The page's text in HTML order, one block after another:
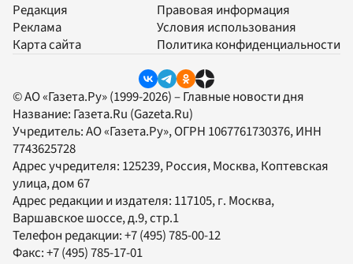
Редакция
Реклама
Карта сайта
Правовая информация
Условия использования
Политика конфиденциальности
© АО «Газета.Ру» (1999-2026) – Главные новости дня
Название: Газета.Ru (Gazeta.Ru)
Учредитель:АО «Газета.Ру», ОГРН 1067761730376, ИНН
7743625728
Адрес учредителя: 125239, Россия, Москва, Коптевская
улица, дом 67
Адрес редакции и издателя: 117105, г. Москва,
Варшавское шоссе, д.9, стр.1
Телефон редакции:+7 (495) 785-00-12
Факс:+7 (495) 785-17-01